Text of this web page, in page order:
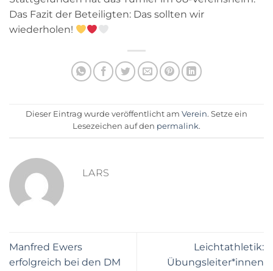
Das Fazit der Beteiligten: Das sollten wir
wiederholen!
Dieser Eintrag wurde veröffentlicht am Verein. Setze ein
Lesezeichen auf den permalink.
LARS
Manfred Ewers
erfolgreich bei den DM
Leichtathletik:
Übungsleiter*innen